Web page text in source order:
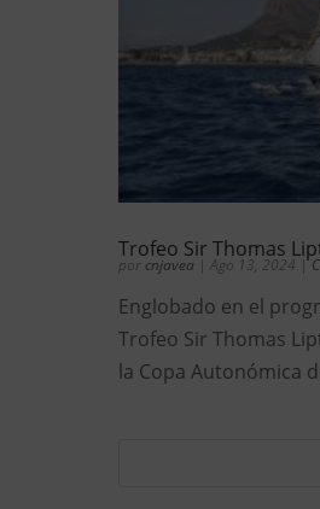
Trofeo Sir Thomas
por cnjavea | Ago 13, 2024 |
Englobado en el
Trofeo Sir Thomas
la Copa Autonómica